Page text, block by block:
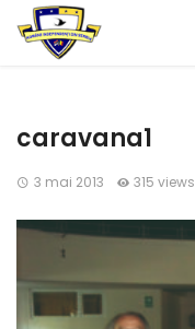
caravana1
3 mai 2013 315 views